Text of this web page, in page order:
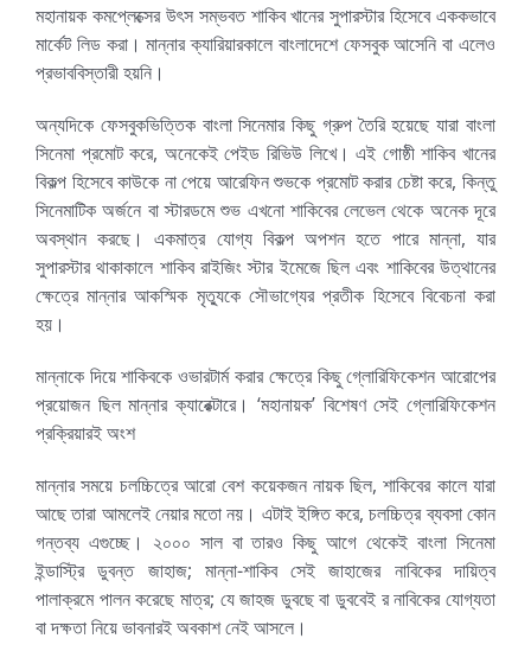
মহানায়ক কমপ্লেক্সের উৎস সম্ভবত শাকিব খানের সুপারস্টার হিসেবে এককভাবে
মার্কেট লিড করা। মান্নার ক্যারিয়ারকালে বাংলাদেশে ফেসবুক আসেনি বা এলেও
প্রভাববিস্তারী হয়নি।
অন্যদিকে ফেসবুকভিত্তিক বাংলা সিনেমার কিছু গ্রুপ তৈরি হয়েছে যারা বাংলা
সিনেমা প্রমোট করে, অনেকেই পেইড রিভিউ লিখে। এই গোষ্ঠী শাকিব খানের
বিকল্প হিসেবে কাউকে না পেয়ে আরেফিন শুভকে প্রমোট করার চেষ্টা করে, কিন্তু
সিনেমাটিক অর্জনে বা স্টারডমে শুভ এখনো শাকিবের লেভেল থেকে অনেক দূরে
অবস্থান করছে। একমাত্র যোগ্য বিকল্প অপশন হতে পারে মান্না, যার
সুপারস্টার থাকাকালে শাকিব রাইজিং স্টার ইমেজে ছিল এবং শাকিবের উত্থানের
ক্ষেত্রে মান্নার আকস্মিক মৃত্যুকে সৌভাগ্যের প্রতীক হিসেবে বিবেচনা করা
হয়।
মান্নাকে দিয়ে শাকিবকে ওভারটার্ম করার ক্ষেত্রে কিছু গ্লোরিফিকেশন আরোপের
প্রয়োজন ছিল মান্নার ক্যারেক্টারে। ‘মহানায়ক’ বিশেষণ সেই গ্লোরিফিকেশন
প্রক্রিয়ারই অংশ
মান্নার সময়ে চলচ্চিত্রে আরো বেশ কয়েকজন নায়ক ছিল, শাকিবের কালে যারা
আছে তারা আমলেই নেয়ার মতো নয়। এটাই ইঙ্গিত করে, চলচ্চিত্র ব্যবসা কোন
গন্তব্য এগুচ্ছে। ২০০০ সাল বা তারও কিছু আগে থেকেই বাংলা সিনেমা
ইন্ডাস্ট্রি ডুবন্ত জাহাজ; মান্না-শাকিব সেই জাহাজের নাবিকের দায়িত্ব
পালাক্রমে পালন করেছে মাত্র; যে জাহজ ডুবছে বা ডুববেই র নাবিকের যোগ্যতা
বা দক্ষতা নিয়ে ভাবনারই অবকাশ নেই আসলে।